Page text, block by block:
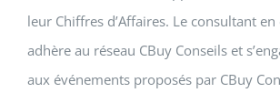
leur Chiffres d’Affaires. Le consultant
adhère au réseau CBuy Conseils et
aux événements proposés par CBuy